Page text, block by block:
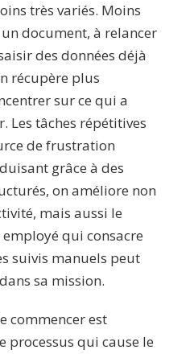
très variés. Moins
document, à relancer
des données déjà
récupère plus
sur ce qui a
Les tâches répétitives
de frustration
grâce à des
on améliore non
mais aussi le
qui consacre
suivis manuels peut
sa mission.
commencer est
processus qui cause le